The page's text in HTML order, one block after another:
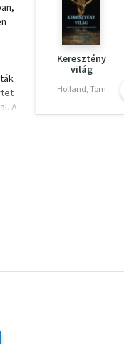
A
Keresztény
világ
Holland, Tom